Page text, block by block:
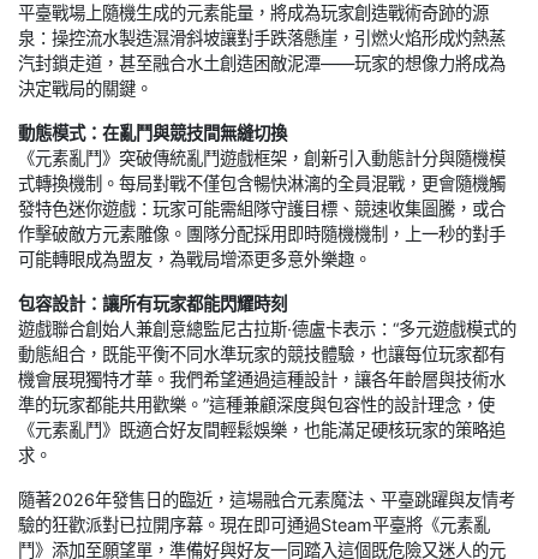
平臺戰場上隨機生成的元素能量，將成為玩家創造戰術奇跡的源
泉：操控流水製造濕滑斜坡讓對手跌落懸崖，引燃火焰形成灼熱蒸
汽封鎖走道，甚至融合水土創造困敵泥潭——玩家的想像力將成為
決定戰局的關鍵。
動態模式：在亂鬥與競技間無縫切換
《元素亂鬥》突破傳統亂鬥遊戲框架，創新引入動態計分與隨機模
式轉換機制。每局對戰不僅包含暢快淋漓的全員混戰，更會隨機觸
發特色迷你遊戲：玩家可能需組隊守護目標、競速收集圖騰，或合
作擊破敵方元素雕像。團隊分配採用即時隨機機制，上一秒的對手
可能轉眼成為盟友，為戰局增添更多意外樂趣。
包容設計：讓所有玩家都能閃耀時刻
遊戲聯合創始人兼創意總監尼古拉斯·德盧卡表示：“多元遊戲模式的
動態組合，既能平衡不同水準玩家的競技體驗，也讓每位玩家都有
機會展現獨特才華。我們希望通過這種設計，讓各年齡層與技術水
準的玩家都能共用歡樂。”這種兼顧深度與包容性的設計理念，使
《元素亂鬥》既適合好友間輕鬆娛樂，也能滿足硬核玩家的策略追
求。
隨著2026年發售日的臨近，這場融合元素魔法、平臺跳躍與友情考
驗的狂歡派對已拉開序幕。現在即可通過Steam平臺將《元素亂
鬥》添加至願望單，準備好與好友一同踏入這個既危險又迷人的元